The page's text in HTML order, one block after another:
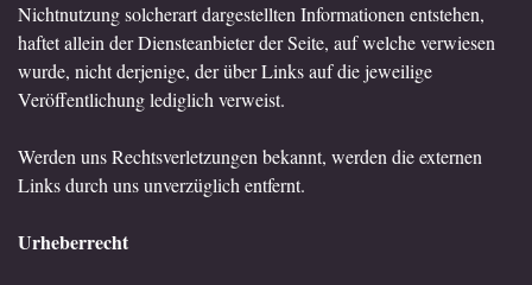
Nichtnutzung solcherart dargestellten Informationen entstehen,
haftet allein der Diensteanbieter der Seite, auf welche verwiesen
wurde, nicht derjenige, der über Links auf die jeweilige
Veröffentlichung lediglich verweist.
Werden uns Rechtsverletzungen bekannt, werden die externen
Links durch uns unverzüglich entfernt.
Urheberrecht